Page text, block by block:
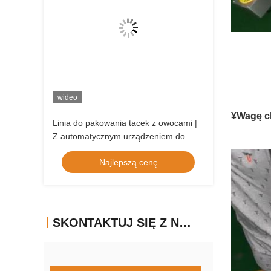
wideo
Linia do pakowania tacek z owocami |
Z automatycznym urządzeniem do
oddzielania tac i liniową wagą do
owoców
Najlepszą cenę
SKONTAKTUJ SIĘ Z NAMI
¥Wagę